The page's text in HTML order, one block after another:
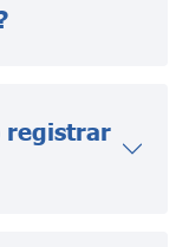
registrar